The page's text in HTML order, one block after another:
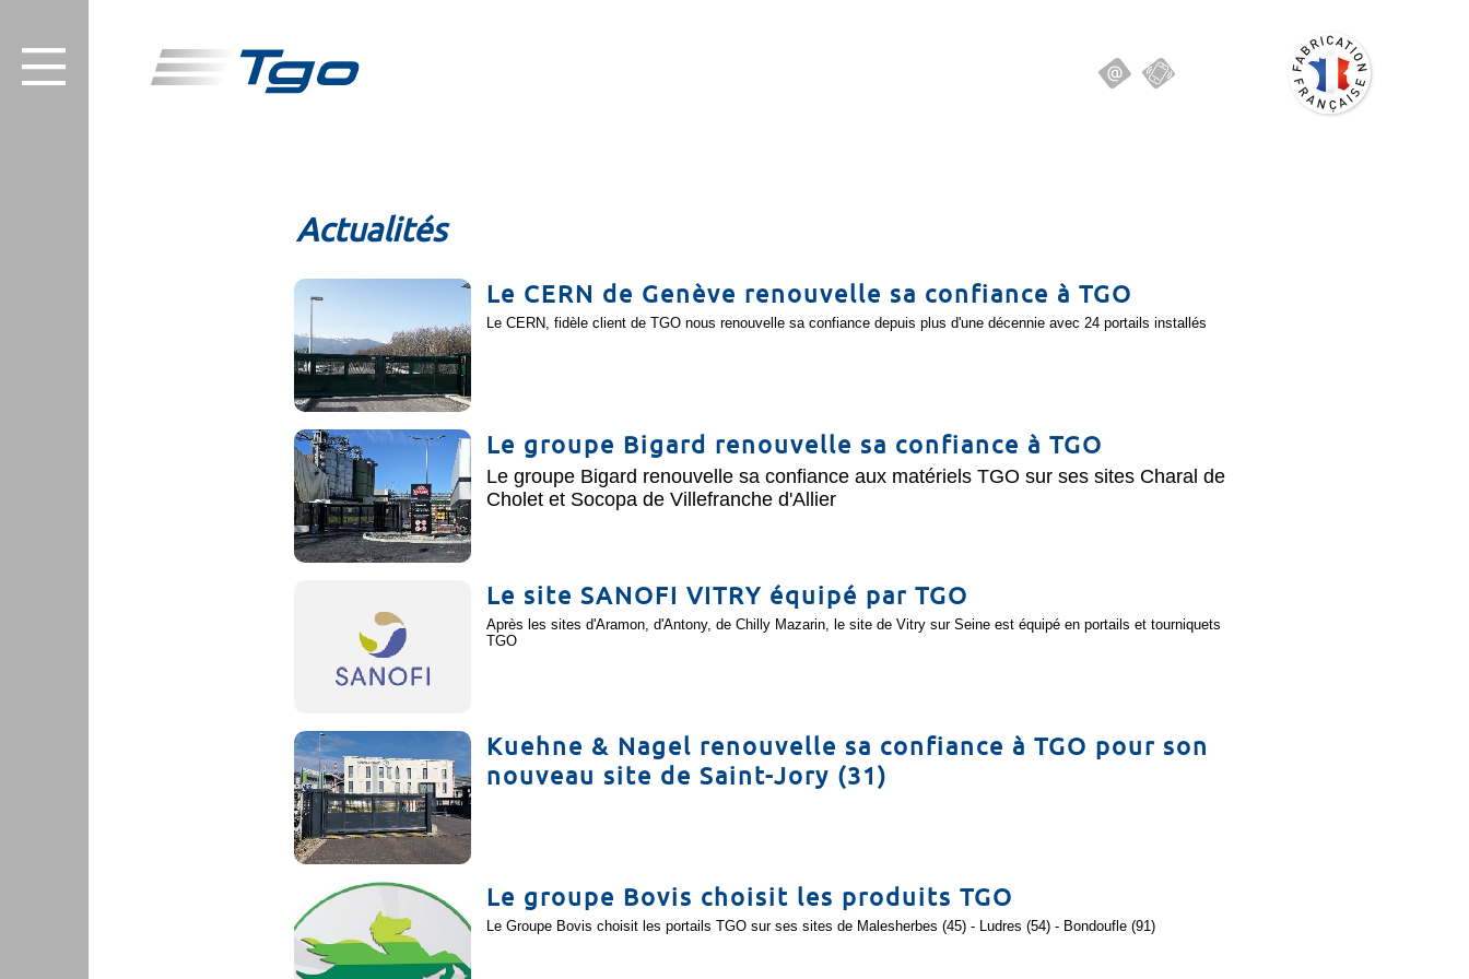
Actualités
Le CERN de Genève renouvelle sa confiance à TGO
Le CERN, fidèle client de TGO nous renouvelle sa confiance depuis plus d'une décennie avec 24 portails installés
Le groupe Bigard renouvelle sa confiance à TGO
Le groupe Bigard renouvelle sa confiance aux matériels TGO sur ses sites Charal de
Cholet et Socopa de Villefranche d'Allier
Le site SANOFI VITRY équipé par TGO
Après les sites d'Aramon, d'Antony, de Chilly Mazarin, le site de Vitry sur Seine est équipé en portails et tourniquets
TGO
Kuehne & Nagel renouvelle sa confiance à TGO pour son
nouveau site de Saint-Jory (31)
Le groupe Bovis choisit les produits TGO
Le Groupe Bovis choisit les portails TGO sur ses sites de Malesherbes (45) - Ludres (54) - Bondoufle (91)